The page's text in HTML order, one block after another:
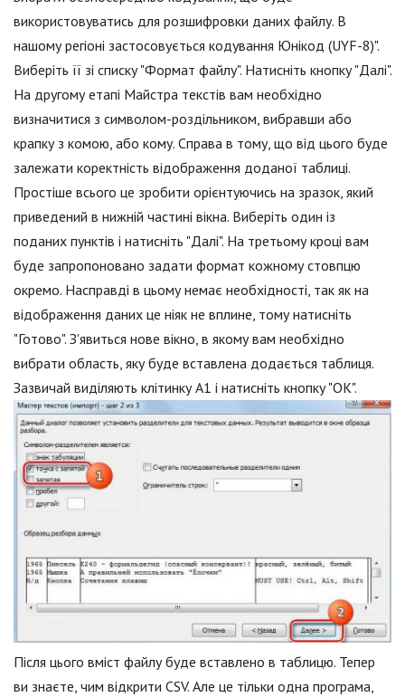
використовуватись для розшифровки даних файлу. В
нашому регіоні застосовується кодування Юнікод (UYF-8)".
Виберіть її зі списку "Формат файлу". Натисніть кнопку "Далі".
На другому етапі Майстра текстів вам необхідно
визначитися з символом-роздільником, вибравши або
крапку з комою, або кому. Справа в тому, що від цього буде
залежати коректність відображення доданої таблиці.
Простіше всього це зробити орієнтуючись на зразок, який
приведений в нижній частині вікна. Виберіть один із
поданих пунктів і натисніть "Далі". На третьому кроці вам
буде запропоновано задати формат кожному стовпцю
окремо. Насправді в цьому немає необхідності, так як на
відображення даних це ніяк не вплине, тому натисніть
"Готово". З'явиться нове вікно, в якому вам необхідно
вибрати область, яку буде вставлена додається таблиця.
Зазвичай виділяють клітинку A1 і натисніть кнопку "OK".
Після цього вміст файлу буде вставлено в таблицю. Тепер
ви знаєте, чим відкрити CSV. Але це тільки одна програма,